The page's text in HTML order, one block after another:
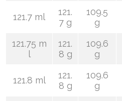
121.7 ml
121.
7 g
109.5
g
121.75 m
l
121.
8 g
109.6
g
121.8 ml
121.
8 g
109.6
g